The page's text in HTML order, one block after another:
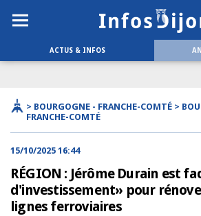
ACTUS & INFOS
> BOURGOGNE - FRANCHE-COMTÉ >
FRANCHE-COMTÉ
15/10/2025 16:44
RÉGION : Jérôme Durain est
d'investissement» pour
lignes ferroviaires